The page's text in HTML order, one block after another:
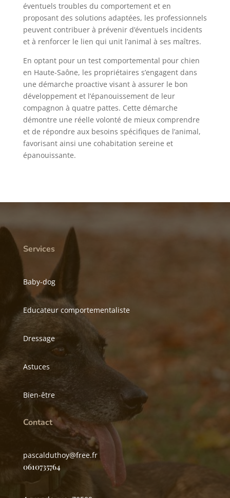
éventuels troubles du comportement et en
proposant des solutions adaptées, les professionnels
peuvent contribuer à prévenir d’éventuels incidents
et à renforcer le lien qui unit l’animal à ses maîtres.
En optant pour un test comportemental pour chien
en Haute-Saône, les propriétaires s’engagent dans
une démarche proactive visant à assurer le bon
développement et l’épanouissement de leur
compagnon à quatre pattes. Cette démarche
démontre une réelle volonté de mieux comprendre
et de répondre aux besoins spécifiques de l’animal,
favorisant ainsi une cohabitation sereine et
épanouissante.
Services
Baby-dog
Educateur comportementaliste
Dressage
Astuces
Bien-être
Contact
pascalduthoy@free.fr
0610735764